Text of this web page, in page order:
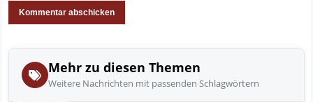
Mehr zu diesen Themen
Weitere Nachrichten mit passenden Schlagwörtern